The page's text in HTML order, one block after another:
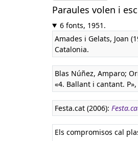
Castellà: Las
Paraules volen i
6 fonts, 1951.
Amades i Gelats, Joan
Catalonia.
Blas Núñez, Amparo;
«4. Ballant i cantant.
Festa.cat (2006):
Els compromisos cal